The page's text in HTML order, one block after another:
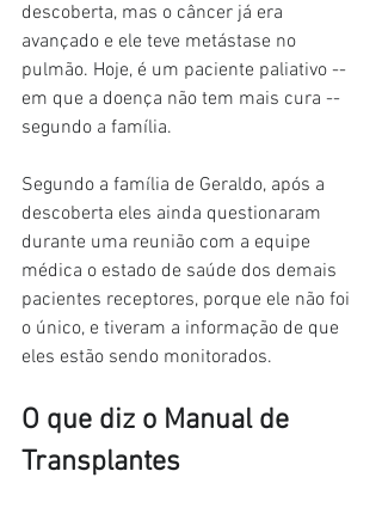
descoberta, mas o câncer já era
avançado e ele teve metástase no
pulmão. Hoje, é um paciente paliativo --
em que a doença não tem mais cura --
segundo a família.
Segundo a família de Geraldo, após a
descoberta eles ainda questionaram
durante uma reunião com a equipe
médica o estado de saúde dos demais
pacientes receptores, porque ele não foi
o único, e tiveram a informação de que
eles estão sendo monitorados.
O que diz o Manual de
Transplantes